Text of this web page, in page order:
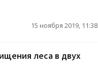
15 ноября 2019, 11:38
леса в двух